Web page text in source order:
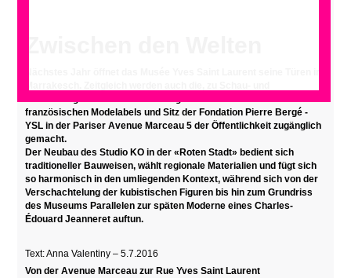
französischen Modelabels und Sitz der Fondation Pierre Bergé -
YSL in der Pariser Avenue Marceau 5 der Öffentlichkeit zugänglich
gemacht.
Der Neubau des Studio KO in der «Roten Stadt» bedient sich
traditioneller Bauweisen, wählt regionale Materialien und fügt sich
so harmonisch in den umliegenden Kontext, während sich von der
Verschachtelung der kubistischen Figuren bis hin zum Grundriss
des Museums Parallelen zur späten Moderne eines Charles-
Édouard Jeanneret auftun.
Text: Anna Valentiny – 5.7.2016
Von der Avenue Marceau zur Rue Yves Saint Laurent